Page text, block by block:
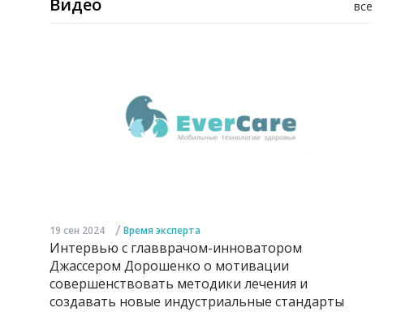
все
Видео
19 сен 2024 / Время эксперта
Интервью с главврачом-инноватором
Джассером Дорошенко о мотивации
совершенствовать методики лечения и
создавать новые индустриальные стандарты